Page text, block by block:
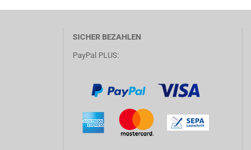
SICHER BEZAHLEN
PayPal PLUS: